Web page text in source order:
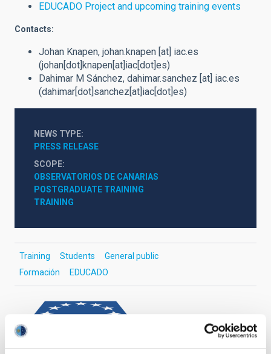
EDUCADO Project and upcoming training events
Contacts:
Johan Knapen, johan.knapen [at] iac.es
(johan[dot]knapen[at]iac[dot]es)
Dahimar M Sánchez, dahimar.sanchez [at] iac.es
(dahimar[dot]sanchez[at]iac[dot]es)
NEWS TYPE
PRESS RELEASE
SCOPE
OBSERVATORIOS DE CANARIAS
POSTGRADUATE TRAINING
TRAINING
Training Students
General public
Formación
EDUCADO